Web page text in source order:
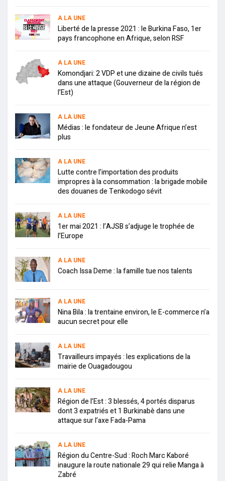
A LA UNE
Liberté de la presse 2021 : le Burkina Faso, 1er
pays francophone en Afrique, selon RSF
A LA UNE
Komondjari: 2 VDP et une dizaine de civils tués
dans une attaque (Gouverneur de la région de
l’Est)
A LA UNE
Médias : le fondateur de Jeune Afrique n’est
plus
A LA UNE
Lutte contre l’importation des produits
impropres à la consommation : la brigade mobile
des douanes de Tenkodogo sévit
A LA UNE
1er mai 2021 : l’AJSB s’adjuge le trophée de
l’Europe
A LA UNE
Coach Issa Deme : la famille tue nos talents
A LA UNE
Nina Bila : la trentaine environ, le E-commerce n’a
aucun secret pour elle
A LA UNE
Travailleurs impayés : les explications de la
mairie de Ouagadougou
A LA UNE
Région de l’Est : 3 blessés, 4 portés disparus
dont 3 expatriés et 1 Burkinabè dans une
attaque sur l’axe Fada-Pama
A LA UNE
Région du Centre-Sud : Roch Marc Kaboré
inaugure la route nationale 29 qui relie Manga à
Zabré